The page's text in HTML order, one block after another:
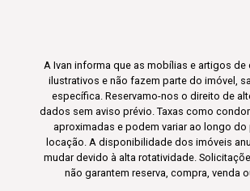
A Ivan informa que as mobílias e artigos
ilustrativos e não fazem parte do imóvel,
específica. Reservamo-nos o direito de
dados sem aviso prévio. Taxas como
aproximadas e podem variar ao longo
locação. A disponibilidade dos imóveis
mudar devido à alta rotatividade.
não garantem reserva, compra, venda